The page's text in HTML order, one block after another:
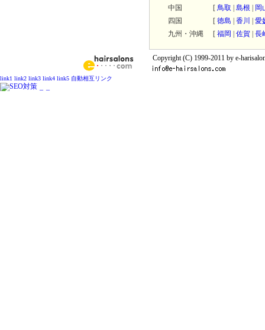
中国
[ 鳥取 島根
岡
四国
[ 徳島 香川
愛
九州・沖縄
[ 福岡 佐賀 長
Copyright (C) 1999-2011 by e-
link1 link2 link3 link4 link5 自動相互リンク